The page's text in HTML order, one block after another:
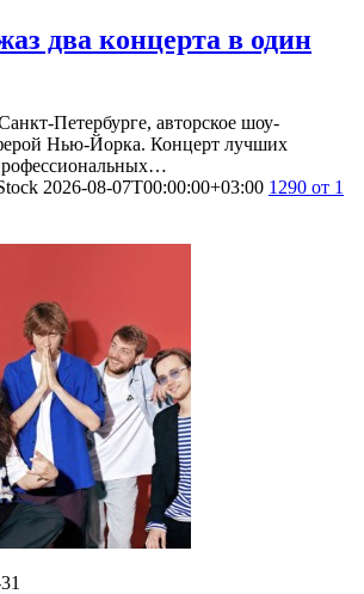
два концерта в один
Петербурге, авторское шоу-
Нью-Йорка. Концерт лучших
2026-08-07T00:00:00+03:00 1290 от 1